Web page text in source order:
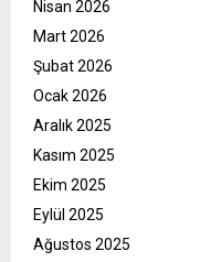
Nisan 2026
Mart 2026
Şubat 2026
Ocak 2026
Aralık 2025
Kasım 2025
Ekim 2025
Eylül 2025
Ağustos 2025